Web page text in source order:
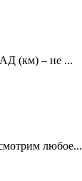
(км) – не ...
любое...